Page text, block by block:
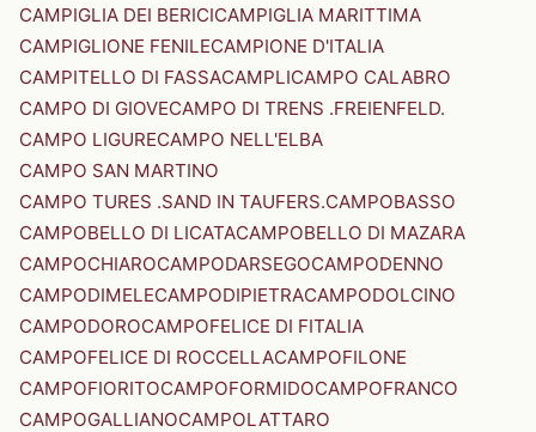
CAMPIGLIA DEI BERICICAMPIGLIA MARITTIMA
CAMPIGLIONE FENILECAMPIONE D'ITALIA
CAMPITELLO DI FASSACAMPLICAMPO CALABRO
CAMPO DI GIOVECAMPO DI TRENS .FREIENFELD.
CAMPO LIGURECAMPO NELL'ELBA
CAMPO SAN MARTINO
CAMPO TURES .SAND IN TAUFERS.CAMPOBASSO
CAMPOBELLO DI LICATACAMPOBELLO DI MAZARA
CAMPOCHIAROCAMPODARSEGOCAMPODENNO
CAMPODIMELECAMPODIPIETRACAMPODOLCINO
CAMPODOROCAMPOFELICE DI FITALIA
CAMPOFELICE DI ROCCELLACAMPOFILONE
CAMPOFIORITOCAMPOFORMIDOCAMPOFRANCO
CAMPOGALLIANOCAMPOLATTARO